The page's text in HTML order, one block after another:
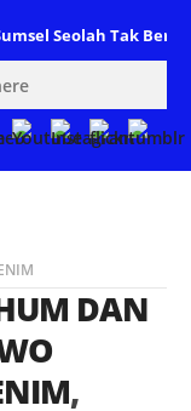
Seolah Tak
DAN
,